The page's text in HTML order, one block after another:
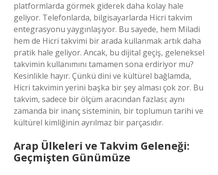
platformlarda görmek giderek daha kolay hale
geliyor. Telefonlarda, bilgisayarlarda Hicri takvim
entegrasyonu yaygınlaşıyor. Bu sayede, hem Miladi
hem de Hicri takvimi bir arada kullanmak artık daha
pratik hale geliyor. Ancak, bu dijital geçiş, geleneksel
takvimin kullanımını tamamen sona erdiriyor mu?
Kesinlikle hayır. Çünkü dini ve kültürel bağlamda,
Hicri takvimin yerini başka bir şey alması çok zor. Bu
takvim, sadece bir ölçüm aracından fazlası; aynı
zamanda bir inanç sisteminin, bir toplumun tarihi ve
kültürel kimliğinin ayrılmaz bir parçasıdır.
Arap Ülkeleri ve Takvim Geleneği:
Geçmişten Günümüze